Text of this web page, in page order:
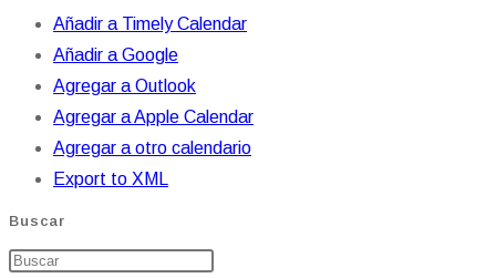
Añadir a Timely Calendar
Añadir a Google
Agregar a Outlook
Agregar a Apple Calendar
Agregar a otro calendario
Export to XML
Buscar